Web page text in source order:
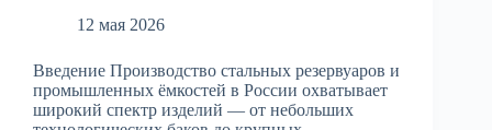
12 мая 2026
Введение Производство стальных резервуаров и
промышленных ёмкостей в России охватывает
широкий спектр изделий — от небольших